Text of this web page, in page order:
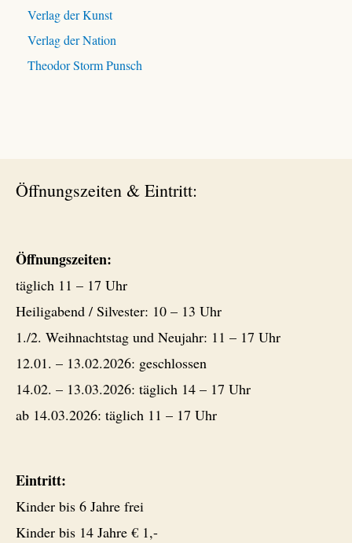
Verlag der Kunst
Verlag der Nation
Theodor Storm Punsch
Öffnungszeiten & Eintritt:
Öffnungszeiten:
täglich 11 – 17 Uhr
Heiligabend / Silvester: 10 – 13 Uhr
1./2. Weihnachtstag und Neujahr: 11 – 17 Uhr
12.01. – 13.02.2026: geschlossen
14.02. – 13.03.2026: täglich 14 – 17 Uhr
ab 14.03.2026: täglich 11 – 17 Uhr
Eintritt:
Kinder bis 6 Jahre frei
Kinder bis 14 Jahre € 1,-